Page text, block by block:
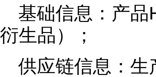
基础信息：产
衍生品）；
供应链信息：